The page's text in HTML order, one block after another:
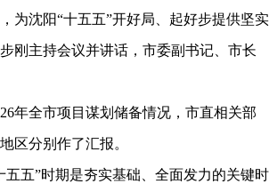
为沈阳“十五五”开好局、起好步提供坚实
刚主持会议并讲话，市委副书记、市长
全市项目谋划储备情况，市直相关部
区分别作了汇报。
五”时期是夯实基础、全面发力的关键时